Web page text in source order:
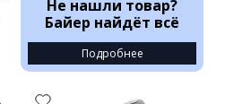
Не нашли товар?
Байер найдёт всё
Подробнее